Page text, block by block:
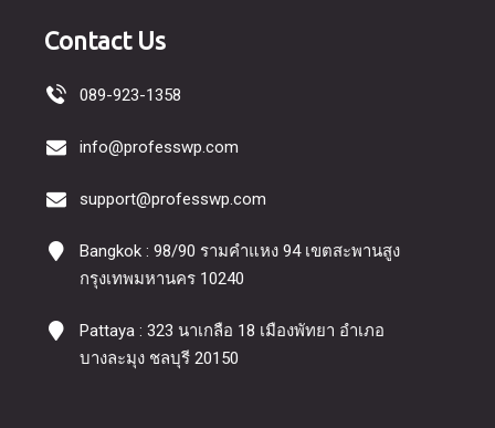
Contact Us
089-923-1358
info@professwp.com
support@professwp.com
Bangkok : 98/90 รามคำแหง 94 เขตสะพานสูง
กรุงเทพมหานคร 10240
Pattaya : 323 นาเกลือ 18 เมืองพัทยา อำเภอ
บางละมุง ชลบุรี 20150